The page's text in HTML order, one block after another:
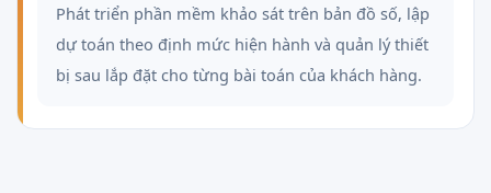
Phát triển phần mềm khảo sát trên bản đồ số, lập
dự toán theo định mức hiện hành và quản lý thiết
bị sau lắp đặt cho từng bài toán của khách hàng.